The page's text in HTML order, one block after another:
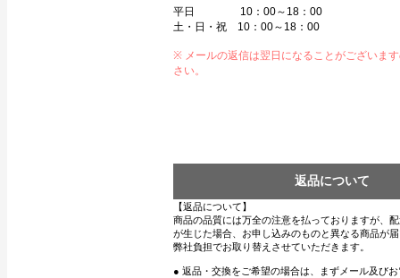
平日 10：00～18：00
土・日・祝 10：00～18：00
※ メールの返信は翌日になることがございま
さい。
返品について
【返品について】
商品の品質には万全の注意を払っておりますが、
が生じた場合、お申し込みのものと異なる商品が
弊社負担でお取り替えさせていただきます。
● 返品・交換をご希望の場合は、まずメール及び